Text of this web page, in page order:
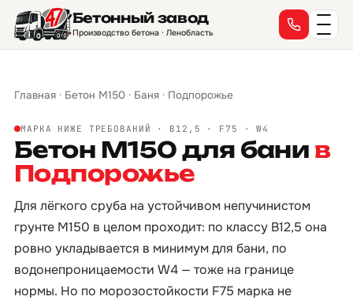
Бетонный завод
Производство бетона · Ленобласть
Главная · Бетон М150 · Баня · Подпорожье
МАРКА НИЖЕ ТРЕБОВАНИЙ · B12,5 · F75 · W4
Бетон М150 для бани в
Подпорожье
Для лёгкого сруба на устойчивом непучинистом
грунте М150 в целом проходит: по классу B12,5 она
ровно укладывается в минимум для бани, по
водонепроницаемости W4 — тоже на границе
нормы. Но по морозостойкости F75 марка не